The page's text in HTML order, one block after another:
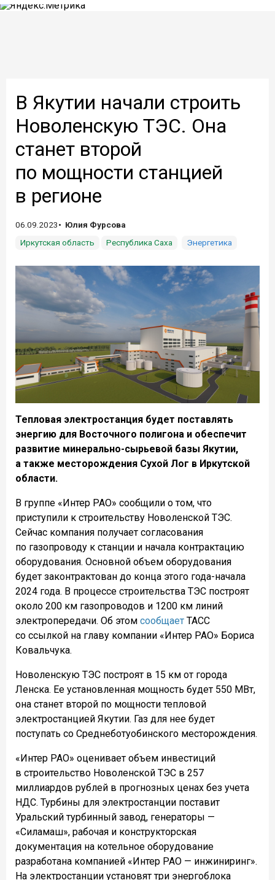
В Якутии начали строить
Новоленскую ТЭС. Она
станет второй
по мощности станцией
в регионе
06.09.2023
Юлия Фурсова
Иркутская область
Республика Саха Энергетика
Тепловая электростанция будет поставлять
энергию для Восточного полигона и обеспечит
развитие минерально-сырьевой базы Якутии,
а также месторождения Сухой Лог в Иркутской
области.
В группе «Интер РАО» сообщили о том, что
приступили к строительству Новоленской ТЭС.
Сейчас компания получает согласования
по газопроводу к станции и начала контрактацию
оборудования. Основной объем оборудования
будет законтрактован до конца этого года-начала
2024 года. В процессе строительства ТЭС построят
около 200 км газопроводов и 1200 км линий
электропередачи. Об этом сообщает ТАСС
со ссылкой на главу компании «Интер РАО» Бориса
Ковальчука.
Новоленскую ТЭС построят в 15 км от города
Ленска. Ее установленная мощность будет 550 МВт,
она станет второй по мощности тепловой
электростанцией Якутии. Газ для нее будет
поступать со Среднеботуобинского месторождения.
«Интер РАО» оценивает объем инвестиций
в строительство Новоленской ТЭС в 257
миллиардов рублей в прогнозных ценах без учета
НДС. Турбины для электростанции поставит
Уральский турбинный завод, генераторы —
«Силамаш», рабочая и конструкторская
документация на котельное оборудование
разработана компанией «Интер РАО — инжиниринг».
На электростанции установят три энергоблока